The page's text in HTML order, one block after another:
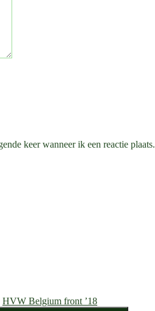
keer wanneer ik een reactie plaats.
HVW Belgium front ’18